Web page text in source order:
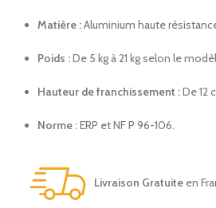
Matière :Aluminium haute
Poids :De 5 kg à 21 kg selon le
Hauteur de franchissement :De 12
Norme :ERP et NF P 96-106.
Livraison Gratuite en